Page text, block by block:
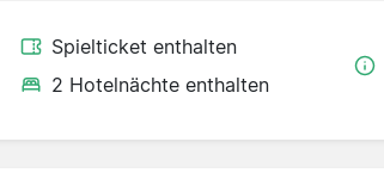
Spielticket enthalten
2 Hotelnächte enthalten